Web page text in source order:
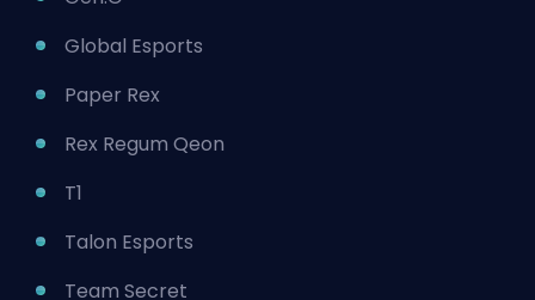
Global Esports
Paper Rex
Rex Regum Qeon
T1
Talon Esports
Team Secret